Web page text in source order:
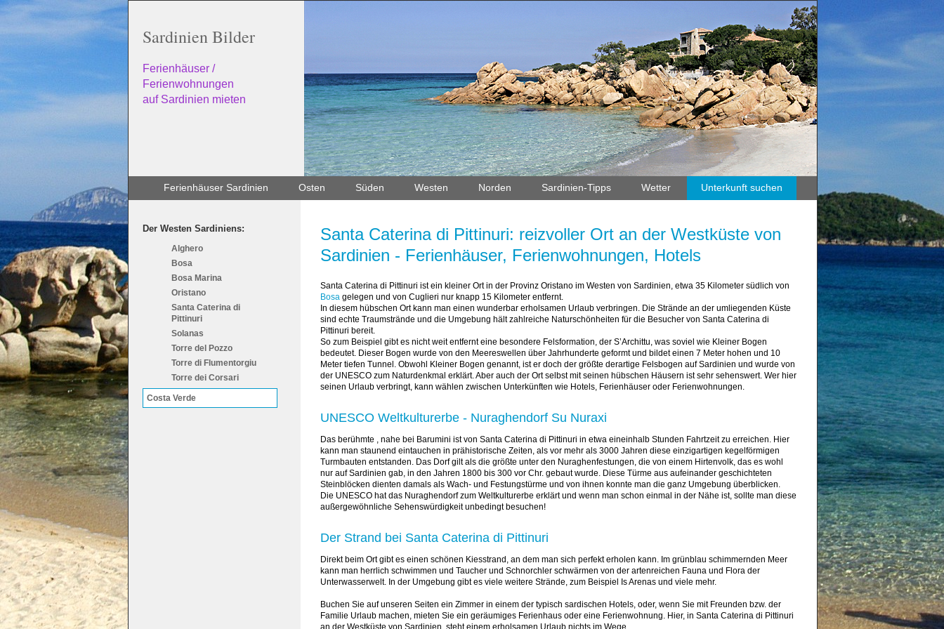
Sardinien Bilder
Ferienhäuser /
Ferienwohnungen
auf Sardinien mieten
Ferienhäuser Sardinien Osten Süden Westen Norden Sardinien-Tipps Wetter Unterkunft suchen
Der Westen Sardiniens:
Alghero
Bosa
Bosa Marina
Oristano
Santa Caterina di
Pittinuri
Solanas
Torre del Pozzo
Torre di Flumentorgiu
Torre dei Corsari
Costa Verde
Santa Caterina di Pittinuri: reizvoller Ort an der Westküste von
Sardinien - Ferienhäuser, Ferienwohnungen, Hotels
Santa Caterina di Pittinuri ist ein kleiner Ort in der Provinz Oristano im Westen von Sardinien, etwa 35 Kilometer südlich von
Bosa gelegen und von Cuglieri nur knapp 15 Kilometer entfernt.
In diesem hübschen Ort kann man einen wunderbar erholsamen Urlaub verbringen. Die Strände an der umliegenden Küste
sind echte Traumstrände und die Umgebung hält zahlreiche Naturschönheiten für die Besucher von Santa Caterina di
Pittinuri bereit.
So zum Beispiel gibt es nicht weit entfernt eine besondere Felsformation, der S’Archittu, was soviel wie Kleiner Bogen
bedeutet. Dieser Bogen wurde von den Meereswellen über Jahrhunderte geformt und bildet einen 7 Meter hohen und 10
Meter tiefen Tunnel. Obwohl Kleiner Bogen genannt, ist er doch der größte derartige Felsbogen auf Sardinien und wurde von
der UNESCO zum Naturdenkmal erklärt. Aber auch der Ort selbst mit seinen hübschen Häusern ist sehr sehenswert. Wer hier
seinen Urlaub verbringt, kann wählen zwischen Unterkünften wie Hotels, Ferienhäuser oder Ferienwohnungen.
UNESCO Weltkulturerbe - Nuraghendorf Su Nuraxi
Das berühmte , nahe bei Barumini ist von Santa Caterina di Pittinuri in etwa eineinhalb Stunden Fahrtzeit zu erreichen. Hier
kann man staunend eintauchen in prähistorische Zeiten, als vor mehr als 3000 Jahren diese einzigartigen kegelförmigen
Turmbauten entstanden. Das Dorf gilt als die größte unter den Nuraghenfestungen, die von einem Hirtenvolk, das es wohl
nur auf Sardinien gab, in den Jahren 1800 bis 300 vor Chr. gebaut wurde. Diese Türme aus aufeinander geschichteten
Steinblöcken dienten damals als Wach- und Festungstürme und von ihnen konnte man die ganz Umgebung überblicken.
Die UNESCO hat das Nuraghendorf zum Weltkulturerbe erklärt und wenn man schon einmal in der Nähe ist, sollte man diese
außergewöhnliche Sehenswürdigkeit unbedingt besuchen!
Der Strand bei Santa Caterina di Pittinuri
Direkt beim Ort gibt es einen schönen Kiesstrand, an dem man sich perfekt erholen kann. Im grünblau schimmernden Meer
kann man herrlich schwimmen und Taucher und Schnorchler schwärmen von der artenreichen Fauna und Flora der
Unterwasserwelt. In der Umgebung gibt es viele weitere Strände, zum Beispiel Is Arenas und viele mehr.
Buchen Sie auf unseren Seiten ein Zimmer in einem der typisch sardischen Hotels, oder, wenn Sie mit Freunden bzw. der
Familie Urlaub machen, mieten Sie ein geräumiges Ferienhaus oder eine Ferienwohnung. Hier, in Santa Caterina di Pittinuri
an der Westküste von Sardinien, steht einem erholsamen Urlaub nichts im Wege.